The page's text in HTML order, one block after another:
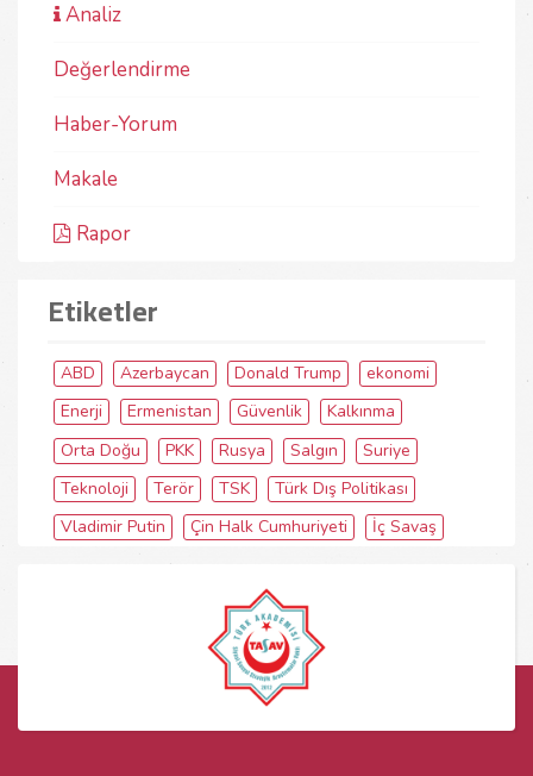
Analiz
Değerlendirme
Haber-Yorum
Makale
Rapor
Etiketler
ABD Azerbaycan Donald Trump
ekonomi
Enerji
Ermenistan Güvenlik
Kalkınma
Orta Doğu
PKK Rusya Salgın
Suriye
Teknoloji
Terör TSK
Türk Dış Politikası
Vladimir Putin
Çin Halk Cumhuriyeti İç Savaş